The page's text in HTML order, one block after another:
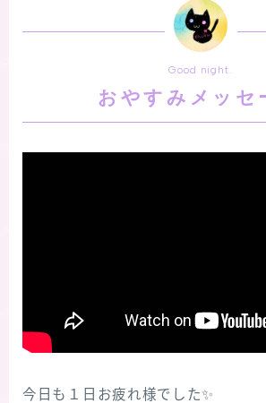
Good night.
おやすみメッセ
今日も１日お疲れ様でした✨